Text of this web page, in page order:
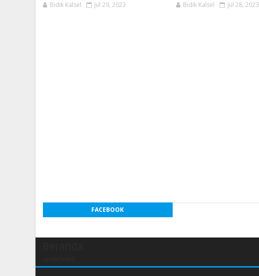
Bidik Kalsel Jul 29, 2023 Bidik Kalsel Jul 28, 2023
FACEBOOK